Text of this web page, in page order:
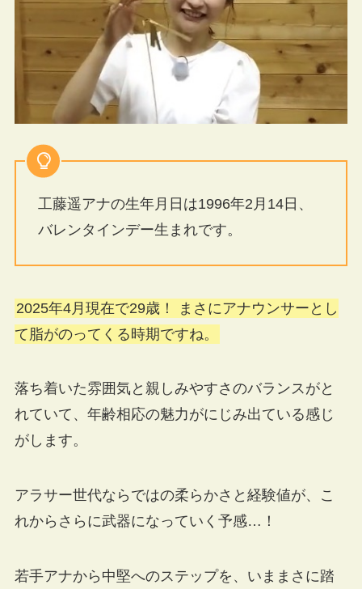
工藤遥アナの生年月日は1996年2月14日、
バレンタインデー生まれです。
2025年4月現在で29歳！ まさにアナウンサーとし
て脂がのってくる時期ですね。
落ち着いた雰囲気と親しみやすさのバランスがと
れていて、年齢相応の魅力がにじみ出ている感じ
がします。
アラサー世代ならではの柔らかさと経験値が、こ
れからさらに武器になっていく予感…！
若手アナから中堅へのステップを、いままさに踏